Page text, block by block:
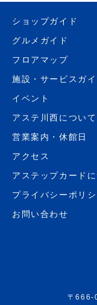
ショップガイド
グルメガイド
フロアマップ
施設・サービスガイ
イベント
アステ川西について
営業案内・休館日
アクセス
アステップカード
プライバシーポリシ
お問い合わせ
〒666-